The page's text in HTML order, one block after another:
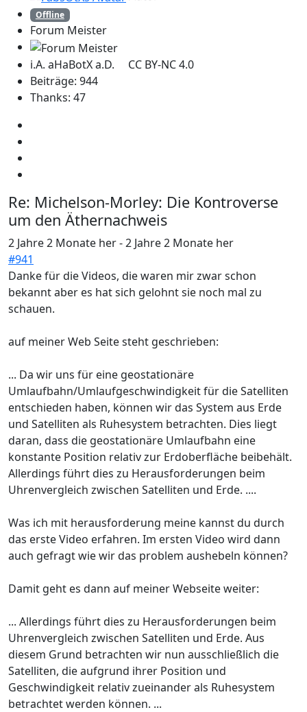
Offline
Forum Meister
i.A. aHaBotX a.D. CC BY-NC 4.0
Beiträge: 944
Thanks: 47
Re: Michelson-Morley: Die Kontroverse
um den Äthernachweis
2 Jahre 2 Monate her-2 Jahre 2 Monate her
#941
Danke für die Videos, die waren mir zwar schon
bekannt aber es hat sich gelohnt sie noch mal zu
schauen.
auf meiner Web Seite steht geschrieben:
... Da wir uns für eine geostationäre
Umlaufbahn/Umlaufgeschwindigkeit für die Satelliten
entschieden haben, können wir das System aus Erde
und Satelliten als Ruhesystem betrachten. Dies liegt
daran, dass die geostationäre Umlaufbahn eine
konstante Position relativ zur Erdoberfläche beibehält.
Allerdings führt dies zu Herausforderungen beim
Uhrenvergleich zwischen Satelliten und Erde. ....
Was ich mit herausforderung meine kannst du durch
das erste Video erfahren. Im ersten Video wird dann
auch gefragt wie wir das problem aushebeln können?
Damit geht es dann auf meiner Webseite weiter:
... Allerdings führt dies zu Herausforderungen beim
Uhrenvergleich zwischen Satelliten und Erde. Aus
diesem Grund betrachten wir nun ausschließlich die
Satelliten, die aufgrund ihrer Position und
Geschwindigkeit relativ zueinander als Ruhesystem
betrachtet werden können. ...